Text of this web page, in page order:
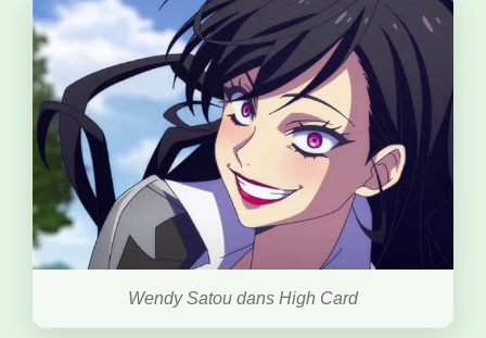
Wendy Satou dans High Card